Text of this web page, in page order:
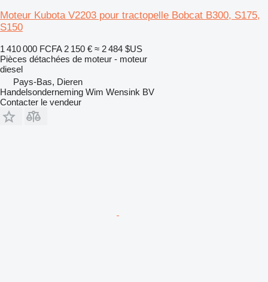
Moteur Kubota V2203 pour tractopelle Bobcat B300, S175,
S150
1 410 000 FCFA 2 150 € ≈ 2 484 $US
Pièces détachées de moteur - moteur
diesel
Pays-Bas, Dieren
Handelsonderneming Wim Wensink BV
Contacter le vendeur